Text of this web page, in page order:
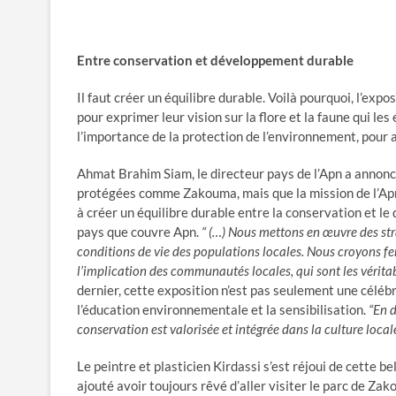
Entre conservation et développement durable
Il faut créer un équilibre durable. Voilà pourquoi,
pour exprimer leur vision sur la flore et la faune qui
l’importance de la protection de l’environnement,
Ahmat Brahim Siam, le directeur pays de l’Apn a
protégées comme Zakouma, mais que la mission de
à créer un équilibre durable entre la conservation et
pays que couvre Apn. “ (…) Nous mettons en œuvre des
conditions de vie des populations locales. Nous croyons
l’implication des communautés locales, qui sont les
dernier, cette exposition n’est pas seulement une
l’éducation environnementale et la sensibilisation. “En
conservation est valorisée et intégrée dans la culture
Le peintre et plasticien Kirdassi s’est réjoui de cette
ajouté avoir toujours rêvé d’aller visiter le parc de